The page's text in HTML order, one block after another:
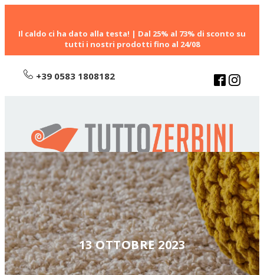
Il caldo ci ha dato alla testa! | Dal 25% al 73% di sconto su
tutti i nostri prodotti fino al 24/08
+39 0583 1808182
13 OTTOBRE 2023